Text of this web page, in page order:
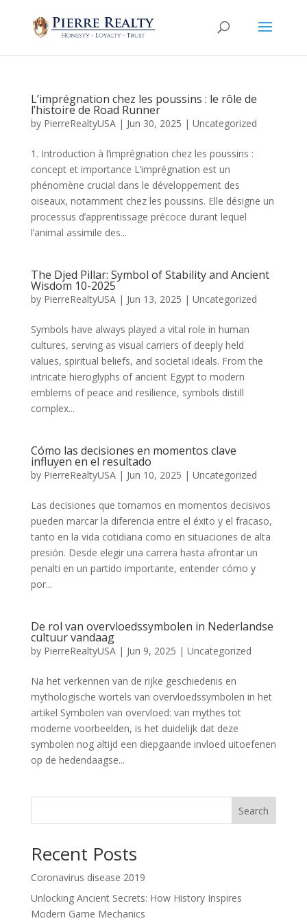
L’imprégnation chez les poussins : le rôle de
l’histoire de Road Runner
by PierreRealtyUSA| Jun 30, 2025 | Uncategorized
1. Introduction à l’imprégnation chez les poussins :
concept et importance L’imprégnation est un
phénomène crucial dans le développement des
oiseaux, notamment chez les poussins. Elle désigne un
processus d’apprentissage précoce durant lequel
l’animal assimile des...
The Djed Pillar: Symbol of Stability and Ancient
Wisdom 10-2025
by PierreRealtyUSA| Jun 13, 2025 | Uncategorized
Symbols have always played a vital role in human
cultures, serving as visual carriers of deeply held
values, spiritual beliefs, and societal ideals. From the
intricate hieroglyphs of ancient Egypt to modern
emblems of peace and resilience, symbols distill
complex...
Cómo las decisiones en momentos clave
influyen en el resultado
by PierreRealtyUSA| Jun 10, 2025 | Uncategorized
Las decisiones que tomamos en momentos decisivos
pueden marcar la diferencia entre el éxito y el fracaso,
tanto en la vida cotidiana como en situaciones de alta
presión. Desde elegir una carrera hasta afrontar un
penalti en un partido importante, entender cómo y
por...
De rol van overvloedssymbolen in Nederlandse
cultuur vandaag
by PierreRealtyUSA| Jun 9, 2025 | Uncategorized
Na het verkennen van de rijke geschiedenis en
mythologische wortels van overvloedssymbolen in het
artikel Symbolen van overvloed: van mythes tot
moderne voorbeelden, is het duidelijk dat deze
symbolen nog altijd een diepgaande invloed uitoefenen
op de hedendaagse...
Search
Recent Posts
Coronavirus disease 2019
Unlocking Ancient Secrets: How History Inspires
Modern Game Mechanics